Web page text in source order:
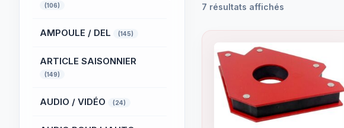
(106)
AMPOULE / DEL (145)
ARTICLE SAISONNIER
(149)
AUDIO / VIDÉO (24)
7 résultats affichés